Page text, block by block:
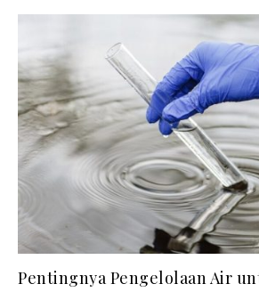
Pentingnya Pengelolaan Air